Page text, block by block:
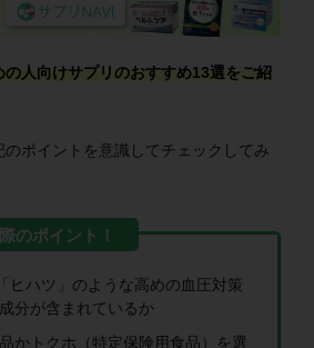
の人向けサプリのおすすめ13選をご紹
ポイントを意識してチェックしてみ
ヒハツ」のような高めの血圧対策
分が含まれているか
かトクホ（特定保険用食品）を選